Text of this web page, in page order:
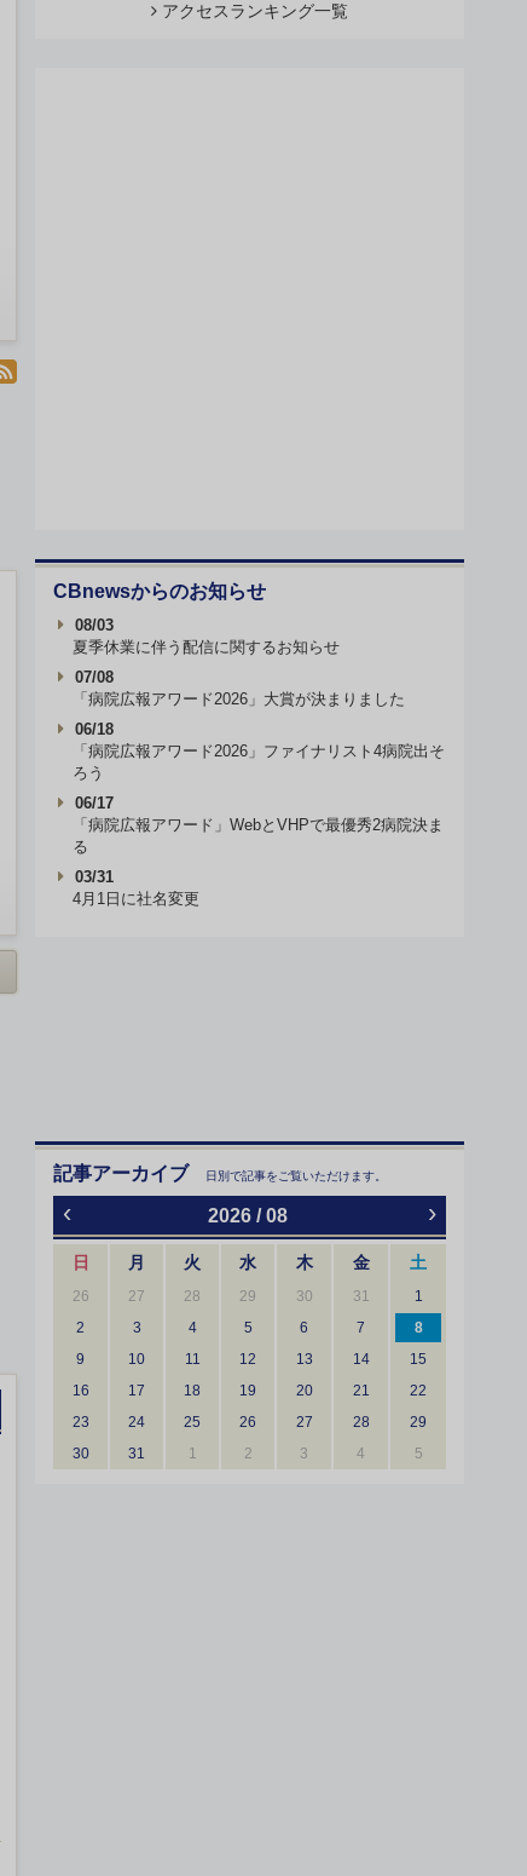
アクセスランキング一覧
CBnewsからのお知らせ
08/03
夏季休業に伴う配信に関するお知らせ
07/08
「病院広報アワード2026」大賞が決まりました
06/18
「病院広報アワード2026」ファイナリスト4病院出そ
ろう
06/17
「病院広報アワード」WebとVHPで最優秀2病院決ま
る
03/31
4月1日に社名変更
記事アーカイブ 日別で記事をご覧いただけます。
‹ 2026 / 08 ›
日 月 火 水 木 金 土
26 27 28 29 30 31
1
2
3 4 5 6 7
8
9
10 11 12 13 14
15
16
17 18 19 20 21
22
23
24 25 26 27 28
29
30
31 1 2 3 4 5